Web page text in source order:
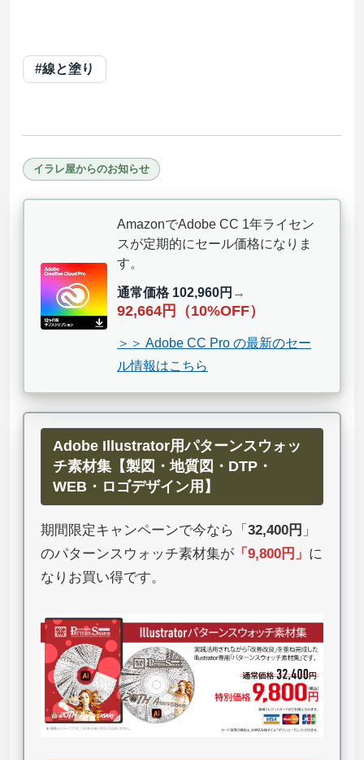
#線と塗り
イラレ屋からのお知らせ
AmazonでAdobe CC 1年ライセン
スが定期的にセール価格になりま
す。
通常価格 102,960円 →
92,664円（10%OFF）
＞＞ Adobe CC Pro の最新のセー
ル情報はこちら
Adobe Illustrator用パターンスウォッ
チ素材集【製図・地質図・DTP・
WEB・ロゴデザイン用】
期間限定キャンペーンで今なら「 32,400円 」
のパターンスウォッチ素材集が 「 9,800円 」 に
なりお買い得です。